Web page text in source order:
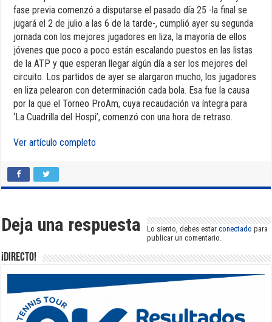
fase previa comenzó a disputarse el pasado día 25 -la final se
jugará el 2 de julio a las 6 de la tarde-, cumplió ayer su segunda
jornada con los mejores jugadores en liza, la mayoría de ellos
jóvenes que poco a poco están escalando puestos en las listas
de la ATP y que esperan llegar algún día a ser los mejores del
circuito. Los partidos de ayer se alargaron mucho, los jugadores
en liza pelearon con determinación cada bola. Esa fue la causa
por la que el Torneo ProAm, cuya recaudación va íntegra para
‘La Cuadrilla del Hospi’, comenzó con una hora de retraso.
Ver artículo completo
Deja una respuesta Lo siento, debes estarconectado para
publicar un comentario.
¡DIRECTO!